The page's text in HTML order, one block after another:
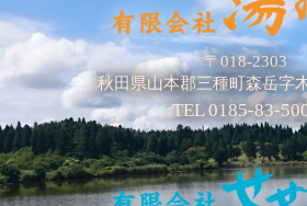
〒018-2303
秋田県山本郡三種町森岳字
TEL 0185-83-